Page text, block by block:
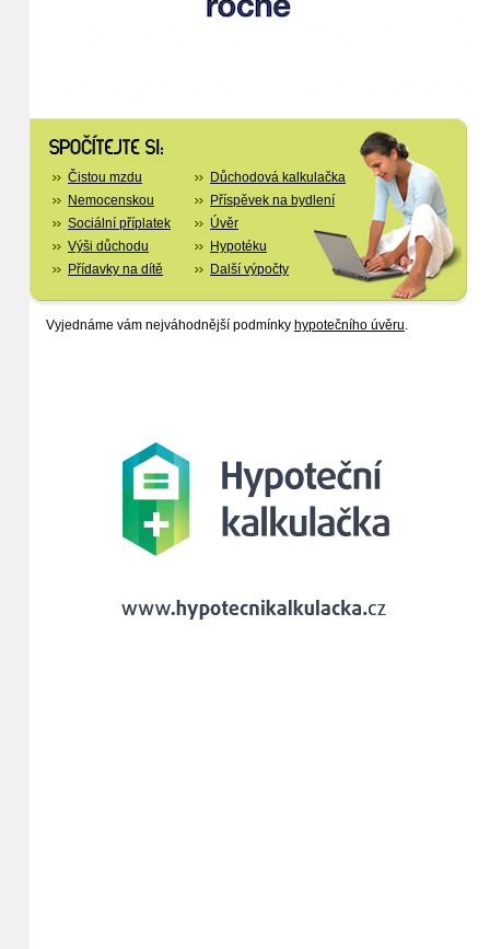
Čistou mzdu
Nemocenskou
Sociální příplatek
Výši důchodu
Přídavky na dítě
Důchodová kalkulačka
Příspěvek na bydlení
Úvěr
Hypotéku
Další výpočty
Vyjednáme vám nejváhodnější podmínky hypotečního úvěru.